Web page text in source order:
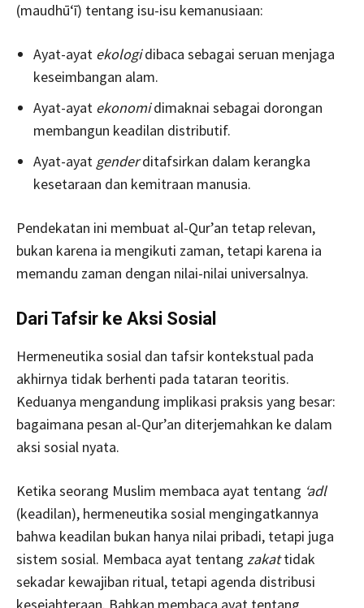
(maudhū‘ī) tentang isu-isu kemanusiaan:
Ayat-ayat ekologidibaca sebagai seruan menjaga
keseimbangan alam.
Ayat-ayat ekonomidimaknai sebagai dorongan
membangun keadilan distributif.
Ayat-ayat genderditafsirkan dalam kerangka
kesetaraan dan kemitraan manusia.
Pendekatan ini membuat al-Qur’an tetap relevan,
bukan karena ia mengikuti zaman, tetapi karena ia
memandu zaman dengan nilai-nilai universalnya.
Dari Tafsir ke Aksi Sosial
Hermeneutika sosial dan tafsir kontekstual pada
akhirnya tidak berhenti pada tataran teoritis.
Keduanya mengandung implikasi praksis yang besar:
bagaimana pesan al-Qur’an diterjemahkan ke dalam
aksi sosial nyata.
Ketika seorang Muslim membaca ayat tentang ‘adl
(keadilan), hermeneutika sosial mengingatkannya
bahwa keadilan bukan hanya nilai pribadi, tetapi juga
sistem sosial. Membaca ayat tentang zakattidak
sekadar kewajiban ritual, tetapi agenda distribusi